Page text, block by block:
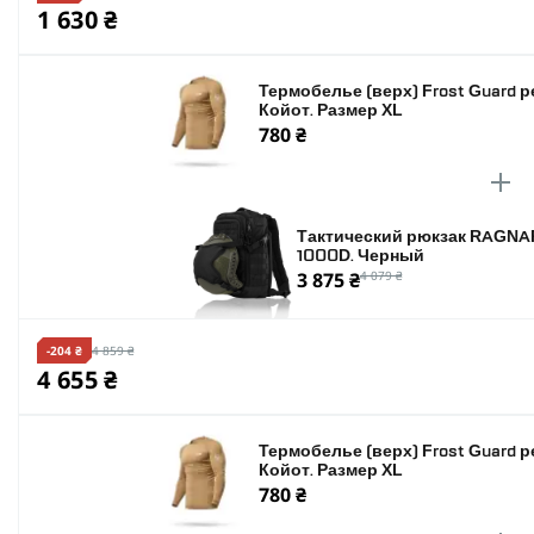
1 630 ₴
Термобелье (верх) Frost Guard
Койот. Размер XL
780 ₴
Тактический рюкзак
1000D. Черный
3 875 ₴4 079 ₴
-204 ₴ 4 859 ₴
4 655 ₴
Термобелье (верх) Frost Guard
Койот. Размер XL
780 ₴